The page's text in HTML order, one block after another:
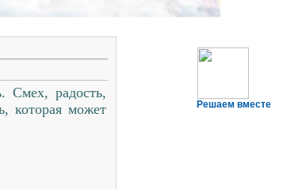
Смех, радость,
которая может
Решаем вместе